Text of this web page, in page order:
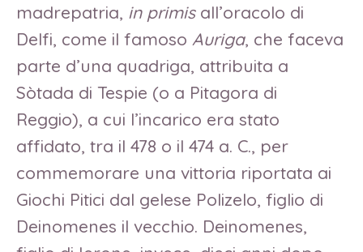
madrepatria, in primisall’oracolo di
Delfi, come il famoso Auriga, che faceva
parte d’una quadriga, attribuita a
Sòtada di Tespie (o a Pitagora di
Reggio), a cui l’incarico era stato
affidato, tra il 478 o il 474 a. C., per
commemorare una vittoria riportata ai
Giochi Pitici dal gelese Polizelo, figlio di
Deinomenes il vecchio. Deinomenes,